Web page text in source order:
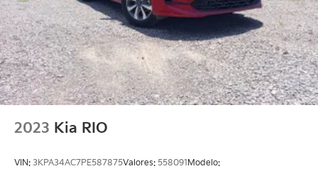
2023 Kia RIO
VIN: 3KPA34AC7PE587875Valores: 558091Modelo: